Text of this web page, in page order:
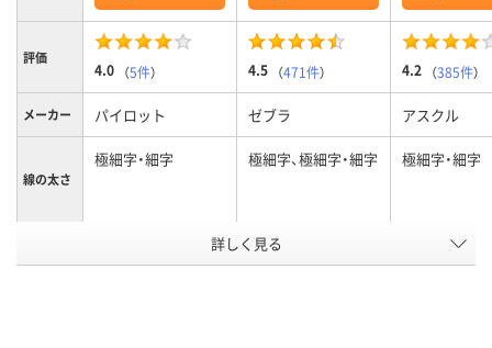
評価
4.0 （5件） 4.5 （471件） 4.2 （385件）
メーカー パイロット ゼブラ アスクル
線の太さ
極細字・細字 極細字、極細字・細字 極細字・細字
黒
詳しく見る